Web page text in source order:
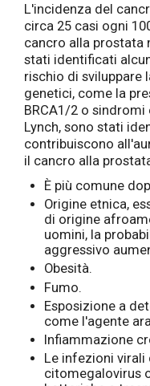
L'incidenza del
circa 25 casi ogni
cancro alla prostata
stati identificati
rischio di sviluppare
genetici, come la
BRCA1/2 o
Lynch, sono stati
contribuiscono
il cancro alla
È più comune
Origine etnica,
di origine
uomini, la
aggressivo
Obesità.
Fumo.
Esposizione a
come l'agente
Infiammazione
Le infezioni virali
citomegalovirus